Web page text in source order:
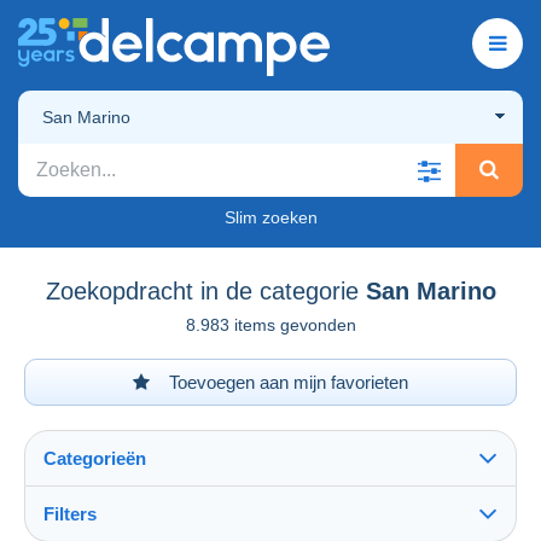
San Marino
Slim zoeken
Zoekopdracht in de categorie San Marino
8.983 items gevonden
Toevoegen aan mijn favorieten
Categorieën
Filters